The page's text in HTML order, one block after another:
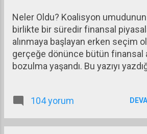
artırarak refahını yükseltti. Bir
büyütürken bir yandan da nüfus
önlemlere başvurması Çin’in kişi
benzer ekonomilere göre daha
yol açtı. Çin’in kişi başına geliri
Neler Oldu? Koalisyon
birlikte bir süredir finansal
alınmaya başlayan erken seçim
gerçeğe dönünce bütün finansal
bozulma yaşandı. Bu yazıyı
başından beri oluşan gelişmeler
104 yorum